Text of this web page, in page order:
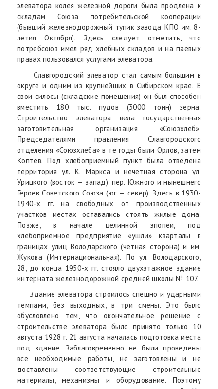
элеватора колея железной дороги была продлена к
складам Союза потребительской кооперации
(бывший железнодорожный тупик завода КПО им. 8-
летия Октября). Здесь следует отметить, что
потребсоюз имел ряд хлебных складов и на паевых
правах пользовался услугами элеватора.
Славгородский элеватор стал самым большим в
округе и одним из крупнейших в Сибирском крае. В
свои силосы (складские помещения) он был способен
вместить 180 тыс. пудов (3000 тонн) зерна.
Строительство элеватора вела государственная
заготовительная организация «Союзхлеб».
Председателями правления Славгородского
отделения «Союзхлеба» в те годы были Орлов, затем
Коптев. Под хлебоприемный пункт была отведена
территория ул. К. Маркса и нечетная сторона ул.
Урицкого (восток — запад), пер. Южного и нынешнего
Героев Советского Союза (юг — север). Здесь в 1930-
1940-х гг. на свободных от производственных
участков местах оставались стоять жилые дома.
Позже, в начале целинной эпопеи, под
хлебоприемное предприятие «ушли» кварталы в
границах улиц Володарского (четная сторона) и им.
Жукова (Интернациональная). По ул. Володарского,
28, до конца 1950-х гг. стояло двухэтажное здание
интерната железнодорожной средней школы № 107.
Здание элеватора строилось спешно и ударными
темпами, без выходных, в три смены. Это было
обусловлено тем, что окончательное решение о
строительстве элеватора было принято только 10
августа 1928 г. 21 августа началась подготовка места
под здание. Заблаговременно не были проведены
все необходимые работы, не заготовлены и не
доставлены соответствующие строительные
материалы, механизмы и оборудование. Поэтому